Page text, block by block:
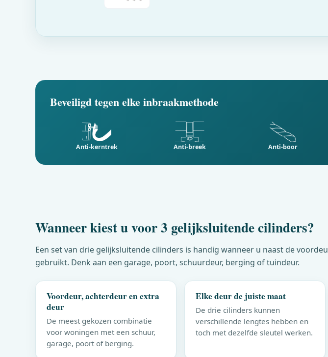
Beveiligd tegen elke inbraakmethode
Anti-kerntrek Anti-breek Anti-boor
Wanneer kiest u voor 3 gelijksluitende cilinders?
Een set van drie gelijksluitende cilinders is handig wanneer u naast de
gebruikt. Denk aan een garage, poort, schuurdeur, berging of tuindeur.
Voordeur, achterdeur en extra
deur
De meest gekozen combinatie
voor woningen met een schuur,
garage, poort of berging.
Elke deur de juiste maat
De drie cilinders kunnen
verschillende lengtes hebben en
toch met dezelfde sleutel werken.